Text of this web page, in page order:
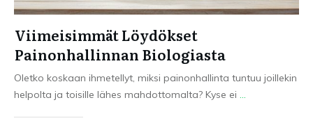
Viimeisimmät Löydökset
Painonhallinnan Biologiasta
Oletko koskaan ihmetellyt, miksi painonhallinta tuntuu joillekin
helpolta ja toisille lähes mahdottomalta? Kyse ei ...